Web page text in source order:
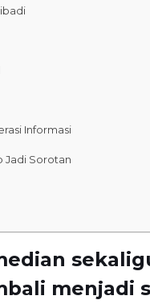
Informasi
Jadi Sorotan
menjadi